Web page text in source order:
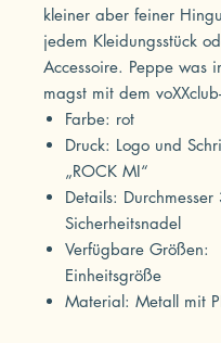
kleiner aber feiner
jedem Kleidungsstück
Accessoire. Peppe was
magst mit dem
Farbe: rot
Druck: Logo und
„ROCK MI“
Details:
Sicherheitsnadel
Verfügbare Größen:
Einheitsgröße
Material: Metall mit